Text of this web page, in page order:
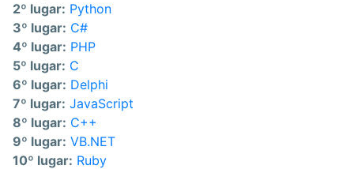
2º lugar: Python
3º lugar: C#
4º lugar: PHP
5º lugar: C
6º lugar: Delphi
7º lugar: JavaScript
8º lugar: C++
9º lugar: VB.NET
10º lugar: Ruby